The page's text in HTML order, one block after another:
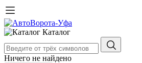
Каталог
Ничего не найдено